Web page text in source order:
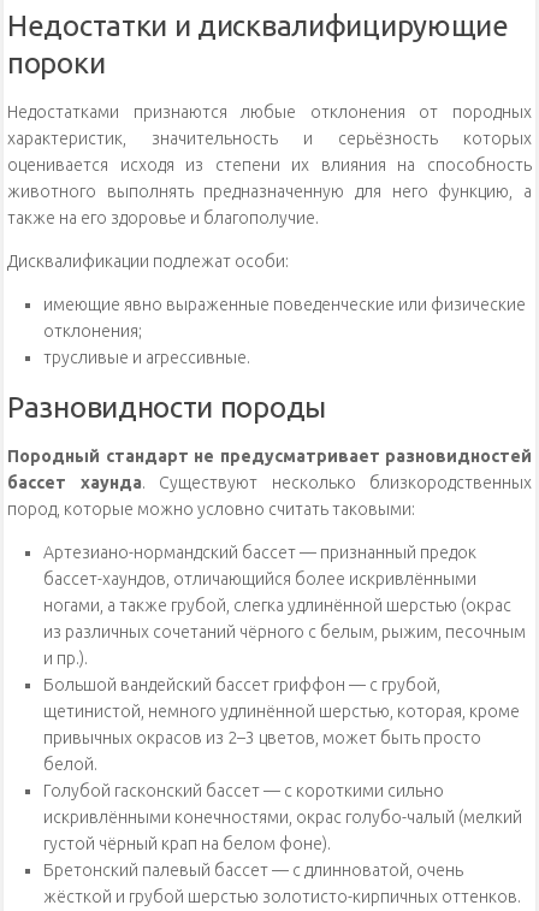
Недостатки и дисквалифицирующие
пороки
Недостатками признаются любые отклонения от породных
характеристик, значительность и серьёзность которых
оценивается исходя из степени их влияния на способность
животного выполнять предназначенную для него функцию, а
также на его здоровье и благополучие.
Дисквалификации подлежат особи:
имеющие явно выраженные поведенческие или физические
отклонения;
трусливые и агрессивные.
Разновидности породы
Породный стандарт не предусматривает разновидностей
бассет хаунда. Существуют несколько близкородственных
пород, которые можно условно считать таковыми:
Артезиано-нормандский бассет — признанный предок
бассет-хаундов, отличающийся более искривлёнными
ногами, а также грубой, слегка удлинённой шерстью (окрас
из различных сочетаний чёрного с белым, рыжим, песочным
и пр.).
Большой вандейский бассет гриффон — с грубой,
щетинистой, немного удлинённой шерстью, которая, кроме
привычных окрасов из 2–3 цветов, может быть просто
белой.
Голубой гасконский бассет — с короткими сильно
искривлёнными конечностями, окрас голубо-чалый (мелкий
густой чёрный крап на белом фоне).
Бретонский палевый бассет — с длинноватой, очень
жёсткой и грубой шерстью золотисто-кирпичных оттенков.